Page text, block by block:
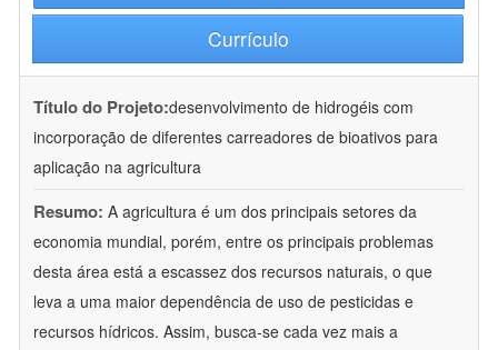
Currículo
Título do Projeto:desenvolvimento de hidrogéis com
incorporação de diferentes carreadores de bioativos para
aplicação na agricultura
Resumo: A agricultura é um dos principais setores da
economia mundial, porém, entre os principais problemas
desta área está a escassez dos recursos naturais, o que
leva a uma maior dependência de uso de pesticidas e
recursos hídricos. Assim, busca-se cada vez mais a